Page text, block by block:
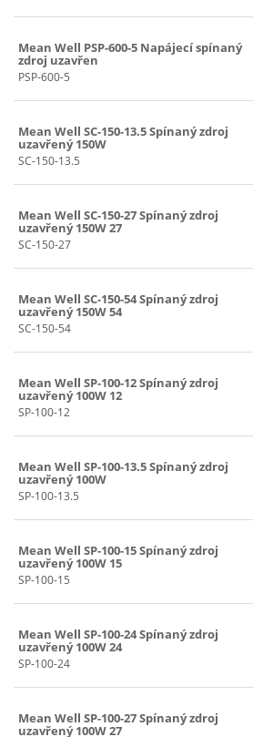
Mean Well PSP-600-5 Napájecí spínaný
zdroj uzavřen
PSP-600-5
Mean Well SC-150-13.5 Spínaný zdroj
uzavřený 150W
SC-150-13.5
Mean Well SC-150-27 Spínaný zdroj
uzavřený 150W 27
SC-150-27
Mean Well SC-150-54 Spínaný zdroj
uzavřený 150W 54
SC-150-54
Mean Well SP-100-12 Spínaný zdroj
uzavřený 100W 12
SP-100-12
Mean Well SP-100-13.5 Spínaný zdroj
uzavřený 100W
SP-100-13.5
Mean Well SP-100-15 Spínaný zdroj
uzavřený 100W 15
SP-100-15
Mean Well SP-100-24 Spínaný zdroj
uzavřený 100W 24
SP-100-24
Mean Well SP-100-27 Spínaný zdroj
uzavřený 100W 27